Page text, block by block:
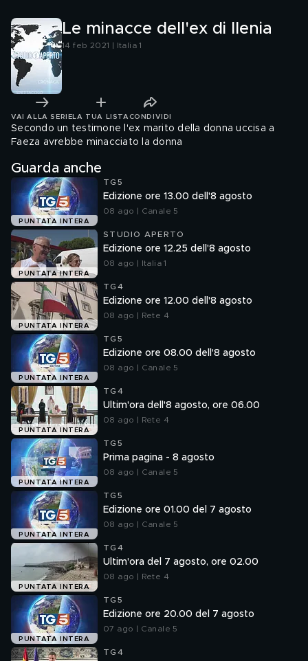
Le minacce dell'ex di Ilenia
14 feb 2021 | Italia 1
VAI ALLA SERIE LA TUA LISTA CONDIVIDI
Secondo un testimone l'ex marito della donna uccisa a
Faeza avrebbe minacciato la donna
Guarda anche
PUNTATA INTERA
TG5
Edizione ore 13.00 dell'8 agosto
08 ago | Canale 5
PUNTATA INTERA
STUDIO APERTO
Edizione ore 12.25 dell'8 agosto
08 ago | Italia 1
PUNTATA INTERA
TG4
Edizione ore 12.00 dell'8 agosto
08 ago | Rete 4
PUNTATA INTERA
TG5
Edizione ore 08.00 dell'8 agosto
08 ago | Canale 5
PUNTATA INTERA
TG4
Ultim'ora dell'8 agosto, ore 06.00
08 ago | Rete 4
PUNTATA INTERA
TG5
Prima pagina - 8 agosto
08 ago | Canale 5
PUNTATA INTERA
TG5
Edizione ore 01.00 del 7 agosto
08 ago | Canale 5
PUNTATA INTERA
TG4
Ultim'ora del 7 agosto, ore 02.00
08 ago | Rete 4
PUNTATA INTERA
TG5
Edizione ore 20.00 del 7 agosto
07 ago | Canale 5
TG4